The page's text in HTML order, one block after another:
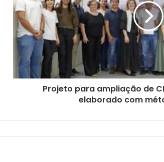
Projeto para ampliação de
elaborado com